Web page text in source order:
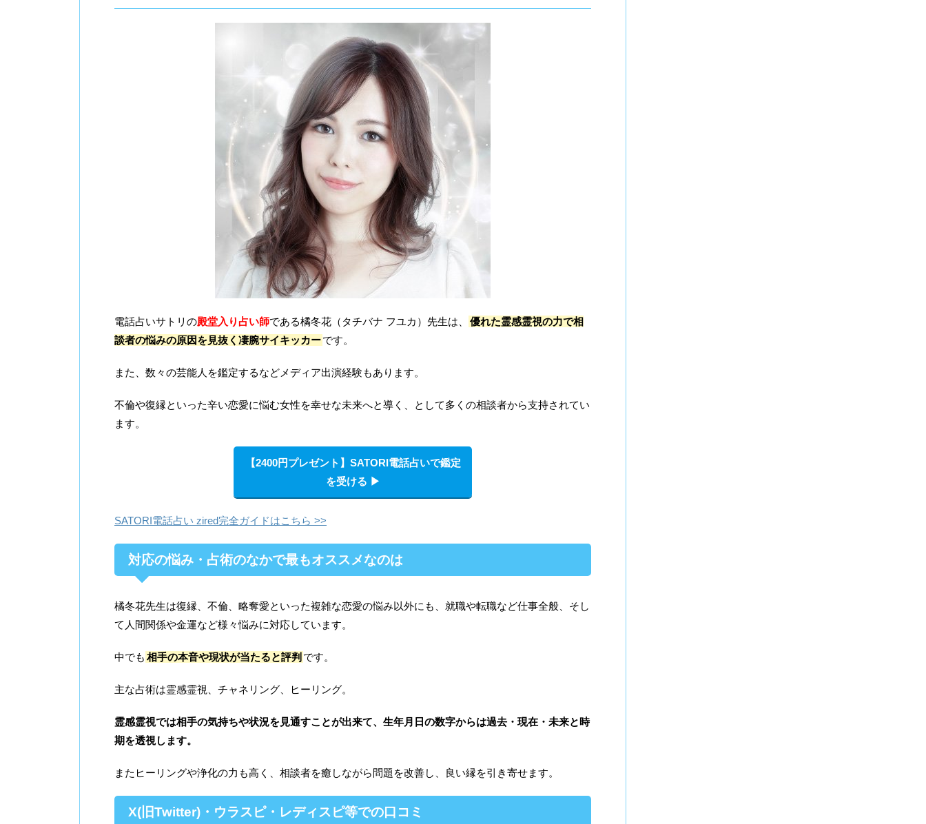
電話占いサトリの殿堂入り占い師である橘冬花（タチバナ フユカ）先生は、
優れた霊感霊視の力で相
談者の悩みの原因を見抜く凄腕サイキッカーです。
また、数々の芸能人を鑑定するなどメディア出演経験もあります。
不倫や復縁といった辛い恋愛に悩む女性を幸せな未来へと導く、として多くの相談者から支持されてい
ます。
【2400円プレゼント】SATORI電話占いで鑑定
を受ける ▶︎
SATORI電話占い zired完全ガイドはこちら >>
対応の悩み・占術のなかで最もオススメなのは
橘冬花先生は復縁、不倫、略奪愛といった複雑な恋愛の悩み以外にも、就職や転職など仕事全般、そし
て人間関係や金運など様々悩みに対応しています。
中でも 相手の本音や現状が当たると評判 です。
主な占術は霊感霊視、チャネリング、ヒーリング。
霊感霊視では相手の気持ちや状況を見通すことが出来て、生年月日の数字からは過去・現在・未来と時
期を透視します。
またヒーリングや浄化の力も高く、相談者を癒しながら問題を改善し、良い縁を引き寄せます。
X(旧Twitter)・ウラスピ・レディスピ等での口コミ